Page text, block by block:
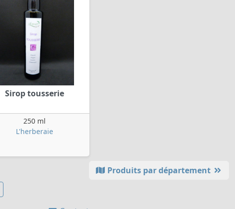
Sirop tousserie
250 ml
L'herberaie
Produits par département